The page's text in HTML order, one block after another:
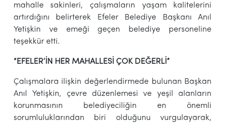
mahalle sakinleri, çalışmaların yaşam kalitelerini
artırdığını belirterek Efeler Belediye Başkanı Anıl
Yetişkin ve emeği geçen belediye personeline
teşekkür etti.
“EFELER’İN HER MAHALLESİ ÇOK DEĞERLİ”
Çalışmalara ilişkin değerlendirmede bulunan Başkan
Anıl Yetişkin, çevre düzenlemesi ve yeşil alanların
korunmasının belediyeciliğin en önemli
sorumluluklarından biri olduğunu vurgulayarak,